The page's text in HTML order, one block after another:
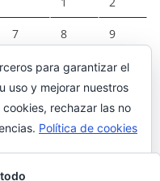
7 8 9
14 15 16
21 22 23
28 29 30
para garantizar el
uso y mejorar nuestros
rechazar las no
Política de cookies